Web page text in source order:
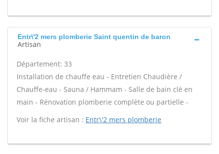
Entr\'2 mers plomberie Saint quentin de baron
Artisan
Département: 33
Installation de chauffe eau - Entretien Chaudière /
Chauffe-eau - Sauna / Hammam - Salle de bain clé en
main - Rénovation plomberie complète ou partielle -
Voir la fiche artisan : Entr\'2 mers plomberie